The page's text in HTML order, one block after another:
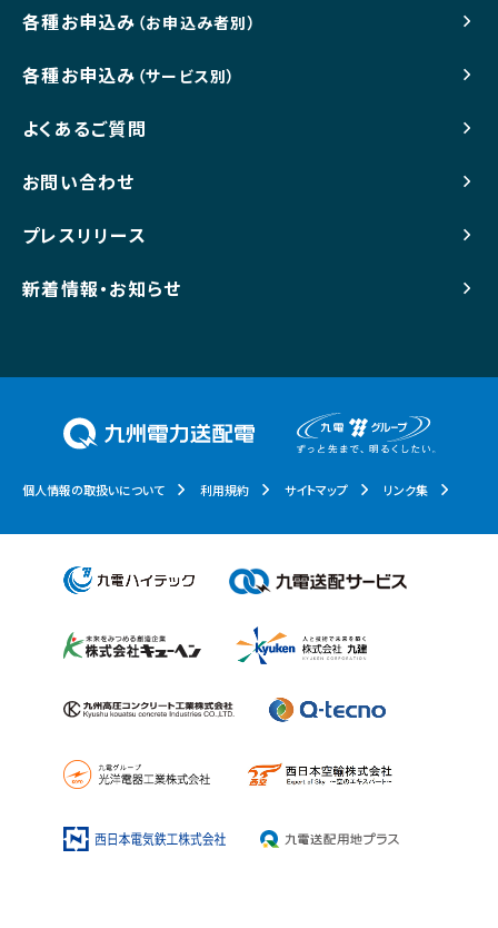
各種お申込み （お申込み者別）
各種お申込み （サービス別）
よくあるご質問
お問い合わせ
プレスリリース
新着情報・お知らせ
個人情報の取扱いについて 利用規約 サイトマップ リンク集